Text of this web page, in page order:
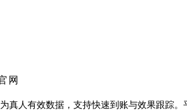
网
真人有效数据，支持快速到账与效果跟踪。